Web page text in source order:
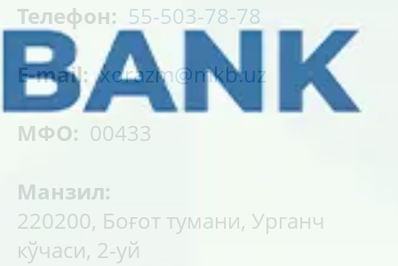
Телефон: 55-503-78-78
E-mail:xorazm@mkb.uz
МФО: 00433
Манзил:
220200, Боғот тумани, Урганч
кўчаси, 2-уй